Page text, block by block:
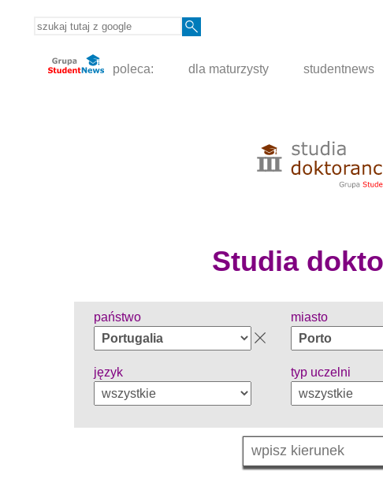
poleca: dla maturzysty studentnews
Studia
państwo miasto
język typ uczelni